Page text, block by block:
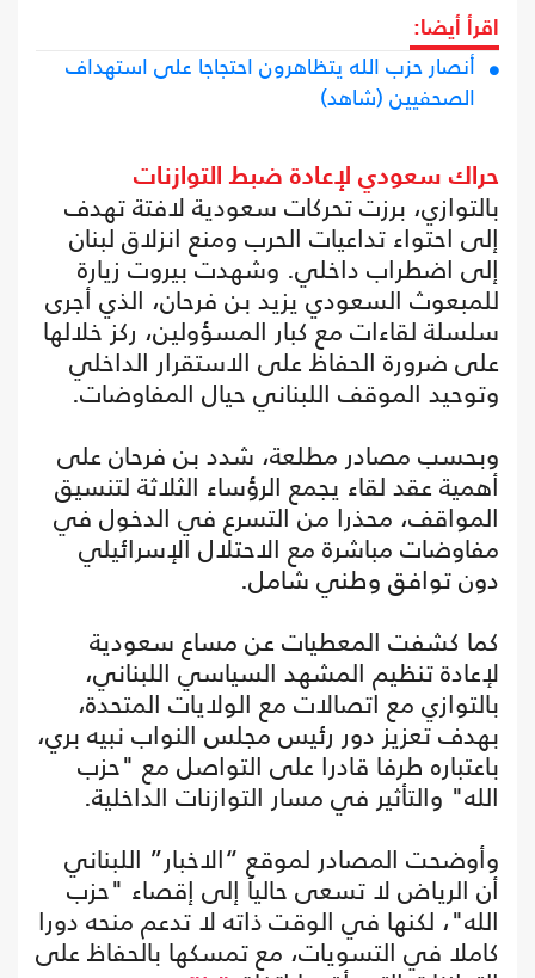
اقرأ أيضا:
أنصار حزب الله يتظاهرون احتجاجا على استهداف
الصحفيين (شاهد)
حراك سعودي لإعادة ضبط التوازنات
بالتوازي، برزت تحركات سعودية لافتة تهدف
إلى احتواء تداعيات الحرب ومنع انزلاق لبنان
إلى اضطراب داخلي. وشهدت بيروت زيارة
للمبعوث السعودي يزيد بن فرحان، الذي أجرى
سلسلة لقاءات مع كبار المسؤولين، ركز خلالها
على ضرورة الحفاظ على الاستقرار الداخلي
وتوحيد الموقف اللبناني حيال المفاوضات.
وبحسب مصادر مطلعة، شدد بن فرحان على
أهمية عقد لقاء يجمع الرؤساء الثلاثة لتنسيق
المواقف، محذرا من التسرع في الدخول في
مفاوضات مباشرة مع الاحتلال الإسرائيلي
دون توافق وطني شامل.
كما كشفت المعطيات عن مساع سعودية
لإعادة تنظيم المشهد السياسي اللبناني،
بالتوازي مع اتصالات مع الولايات المتحدة،
بهدف تعزيز دور رئيس مجلس النواب نبيه بري،
باعتباره طرفا قادرا على التواصل مع "حزب
الله" والتأثير في مسار التوازنات الداخلية.
وأوضحت المصادر لموقع “الاخبار” اللبناني
أن الرياض لا تسعى حالياً إلى إقصاء "حزب
الله"، لكنها في الوقت ذاته لا تدعم منحه دورا
كاملا في التسويات، مع تمسكها بالحفاظ على